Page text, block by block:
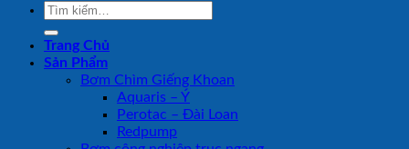
Tìm
Trang Chủ
Sản Phẩm
Bơm Chìm Giếng Khoan
Aquaris – Ý
Perotac – Đài Loan
Redpump